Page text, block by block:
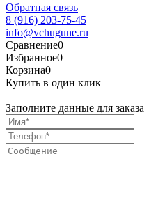
Обратная связь
8 (916) 203-75-45
info@vchugune.ru
Сравнение0
Избранное0
Корзина0
Купить в один клик
Заполните данные для заказа